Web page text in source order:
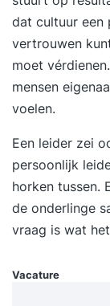
vragen die
krijgt tools
waar je
liefst op in
geleerde
bespreken
voor stukje,
overspoelen
van de
dat cultuur een
vertrouwen
moet
mensen
voelen.
Een leider zei
persoonlijk
horken tussen.
de onderlinge
vraag is wat
Vacature